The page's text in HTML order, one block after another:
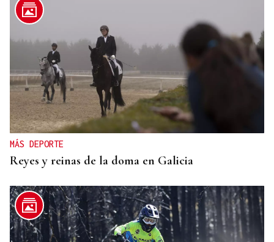
MÁS DEPORTE
Reyes y reinas de la doma en Galicia